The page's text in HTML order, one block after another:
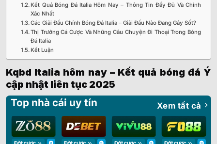
Kết Quả Bóng Đá Italia Hôm Nay – Thông Tin Đầy Đủ Và Chính
Xác Nhất
Các Giải Đấu Chính Bóng Đá Italia – Giải Đấu Nào Đang Gây Sốt?
Thị Trường Cá Cược Và Những Câu Chuyện Đi Thoại Trong Bóng
Đá Italia
Kết Luận
Kqbd Italia hôm nay – Kết quả bóng đá Ý
cập nhật liên tục 2025
Top nhà cái uy tín Xem tất cả